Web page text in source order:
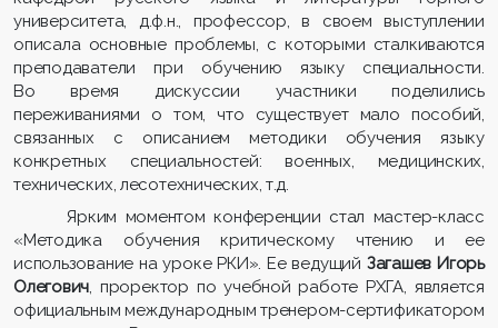
университета, д.ф.н., профессор, в своем выступлении
описала основные проблемы, с которыми сталкиваются
преподаватели при обучению языку специальности.
Во время дискуссии участники поделились
переживаниями о том, что существует мало пособий,
связанных с описанием методики обучения языку
конкретных специальностей: военных, медицинских,
технических, лесотехнических, т.д.
Ярким моментом конференции стал мастер-класс
«Методика обучения критическому чтению и ее
использование на уроке РКИ». Ее ведущий Загашев Игорь
Олегович, проректор по учебной работе РХГА, является
официальным международным тренером-сертификатором